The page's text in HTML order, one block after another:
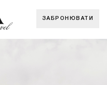
ЗАБРОНЮВАТИ